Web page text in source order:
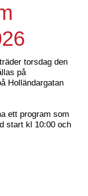
torsdag den
på
Holländargatan
ett program som
start kl 10:00 och